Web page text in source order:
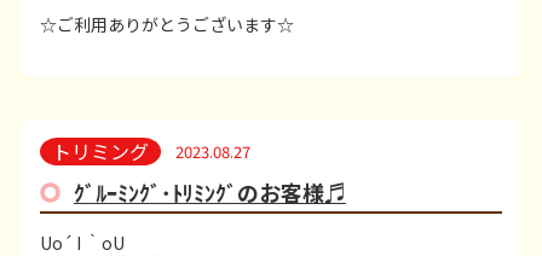
☆ご利用ありがとうございます☆
トリミング 2023.08.27
ｸﾞﾙｰﾐﾝｸﾞ･ﾄﾘﾐﾝｸﾞのお客様♬
Uo´ I ｀oU